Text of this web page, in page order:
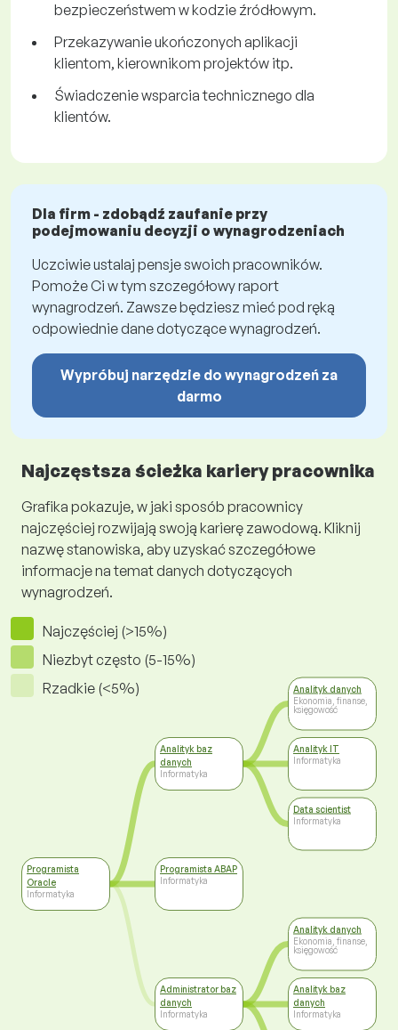
bezpieczeństwem w kodzie źródłowym.
Przekazywanie ukończonych aplikacji
klientom, kierownikom projektów itp.
Świadczenie wsparcia technicznego dla
klientów.
Dla firm - zdobądź zaufanie przy
podejmowaniu decyzji o wynagrodzeniach
Uczciwie ustalaj pensje swoich pracowników.
Pomoże Ci w tym szczegółowy raport
wynagrodzeń. Zawsze będziesz mieć pod ręką
odpowiednie dane dotyczące wynagrodzeń.
Wypróbuj narzędzie do wynagrodzeń za
darmo
Najczęstsza ścieżka kariery pracownika
Grafika pokazuje, w jaki sposób pracownicy
najczęściej rozwijają swoją karierę zawodową. Kliknij
nazwę stanowiska, aby uzyskać szczegółowe
informacje na temat danych dotyczących
wynagrodzeń.
Najczęściej (>15%)
Niezbyt często (5-15%)
Rzadkie (<5%)
Programista
Oracle
Informatyka
Analityk baz
danych
Informatyka
Programista ABAP
Informatyka
Administrator baz
danych
Informatyka
Analityk danych
Ekonomia, finanse,
księgowość
Analityk IT
Informatyka
Data scientist
Informatyka
Analityk danych
Ekonomia, finanse,
księgowość
Analityk baz
danych
Informatyka